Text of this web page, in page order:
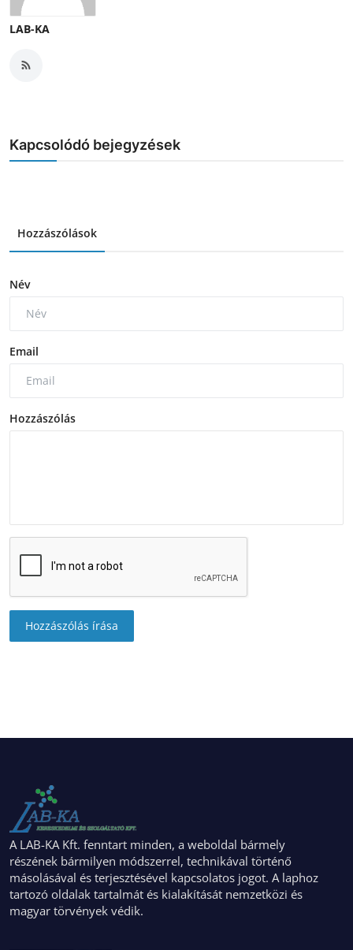
LAB-KA
Kapcsolódó bejegyzések
Hozzászólások
Név
Email
Hozzászólás
Hozzászólás írása
A LAB-KA Kft. fenntart minden, a weboldal bármely
részének bármilyen módszerrel, technikával történő
másolásával és terjesztésével kapcsolatos jogot. A laphoz
tartozó oldalak tartalmát és kialakítását nemzetközi és
magyar törvények védik.